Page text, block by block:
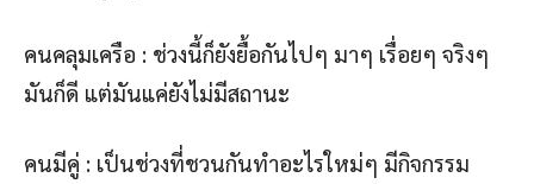
คนคลุมเครือ : ช่วงนี้ก็ยังยื้อกันไปๆ มาๆ เรื่อยๆ จริงๆ
มันก็ดี แต่มันแค่ยังไม่มีสถานะ
คนมีคู่ : เป็นช่วงที่ชวนกันทำอะไรใหม่ๆ มีกิจกรรม